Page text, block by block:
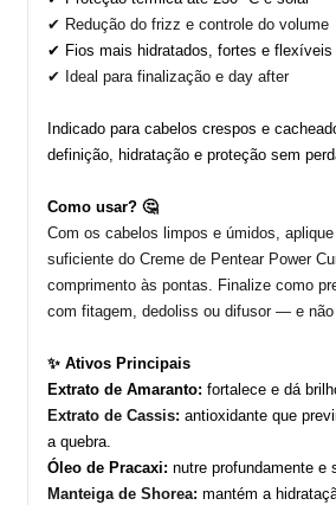
✔ Redução do frizz e controle do volume
✔ Fios mais hidratados, fortes e flexíveis
✔ Ideal para finalização e day after
Indicado para cabelos crespos e
definição, hidratação e proteção sem
Como usar? 🤔
Com os cabelos limpos e úmidos,
suficiente do Creme de Pentear Power
comprimento às pontas. Finalize como
com fitagem, dedoliss ou difusor — e
✨ Ativos Principais
Extrato de Amaranto: fortalece e dá
Extrato de Cassis: antioxidante que
a quebra.
Óleo de Pracaxi: nutre profundamente e
Manteiga de Shorea: mantém a